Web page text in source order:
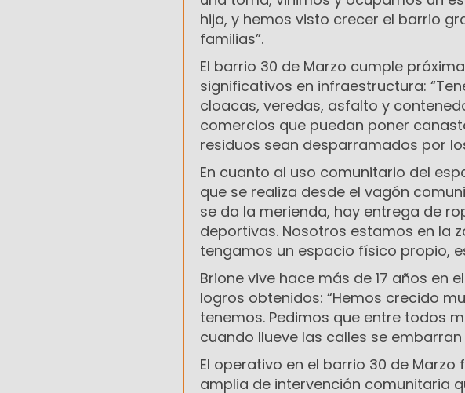
hija, y hemos visto crecer el barrio
familias”.
El barrio 30 de Marzo cumple
significativos en infraestructura:
cloacas, veredas, asfalto y
comercios que puedan poner
residuos sean desparramados por
En cuanto al uso comunitario del
que se realiza desde el vagón
se da la merienda, hay entrega de
deportivas. Nosotros estamos en la
tengamos un espacio físico propio,
Brione vive hace más de 17 años en
logros obtenidos: “Hemos crecido
tenemos. Pedimos que entre todos
cuando llueve las calles se
El operativo en el barrio 30 de
amplia de intervención comunitaria